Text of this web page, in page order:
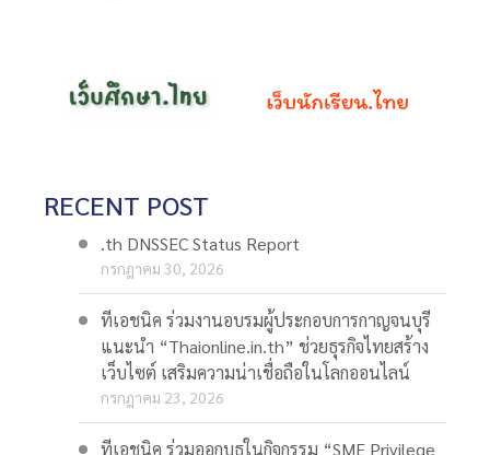
RECENT POST
.th DNSSEC Status Report
กรกฎาคม 30, 2026
ทีเอชนิค ร่วมงานอบรมผู้ประกอบการกาญจนบุรี
แนะนำ “Thaionline.in.th” ช่วยธุรกิจไทยสร้าง
เว็บไซต์ เสริมความน่าเชื่อถือในโลกออนไลน์
กรกฎาคม 23, 2026
ทีเอชนิค ร่วมออกบูธในกิจกรรม “SME Privilege